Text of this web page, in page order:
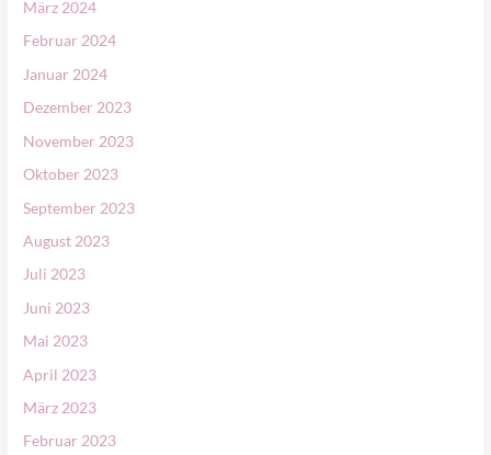
März 2024
Februar 2024
Januar 2024
Dezember 2023
November 2023
Oktober 2023
September 2023
August 2023
Juli 2023
Juni 2023
Mai 2023
April 2023
März 2023
Februar 2023